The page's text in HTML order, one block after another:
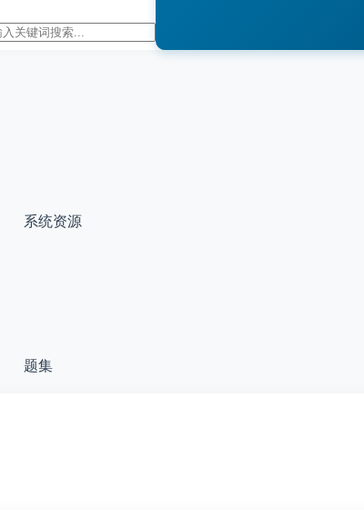
系统资源
题集